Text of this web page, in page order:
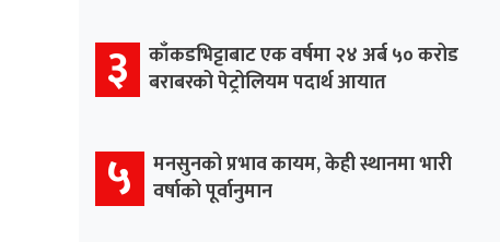
३
काँकडभिट्टाबाट एक वर्षमा २४ अर्ब ५० करोड
बराबरको पेट्रोलियम पदार्थ आयात
५
मनसुनको प्रभाव कायम, केही स्थानमा भारी
वर्षाको पूर्वानुमान